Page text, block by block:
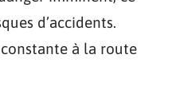
d’accidents.
à la route